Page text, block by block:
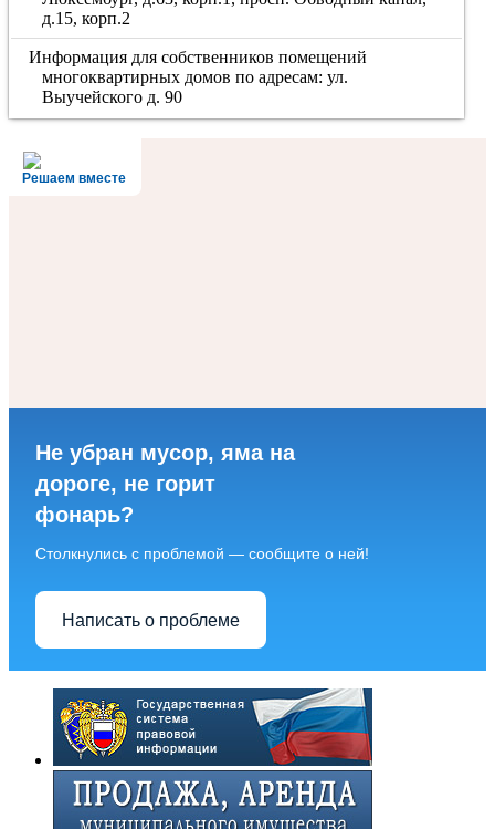
д.15, корп.2
Информация для собственников помещений
многоквартирных домов по адресам: ул.
Выучейского д. 90
Решаем вместе
Не убран мусор, яма на
дороге, не горит
фонарь?
Столкнулись с проблемой — сообщите о ней!
Написать о проблеме